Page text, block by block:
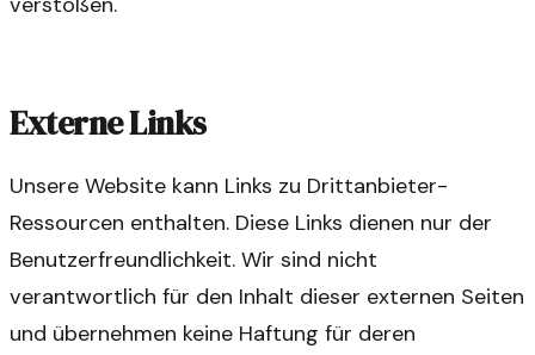
Externe Links
Unsere Website kann Links zu Drittanbieter-
Ressourcen enthalten. Diese Links dienen nur der
Benutzerfreundlichkeit. Wir sind nicht
verantwortlich für den Inhalt dieser externen Seiten
und übernehmen keine Haftung für deren